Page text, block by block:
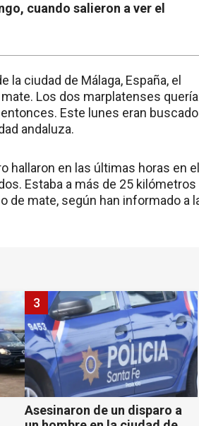
cuando salieron a ver el
ciudad de Málaga, España, el
Los dos marplatenses
Este lunes eran
andaluza.
hallaron en las últimas horas en el
Estaba a más de 25 kilómetros
de mate, según han informado a
Asesinaron de un disparo a
3